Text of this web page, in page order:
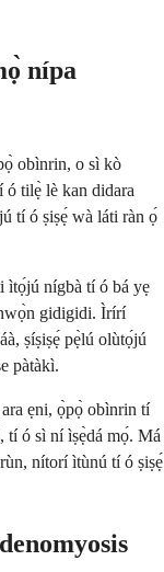
nípa
obìnrin, o sì kò
tilẹ̀ lè kan didara
tí ó ṣiṣẹ́ wà láti ràn ọ́
ìtọ́jú nígbà tí ó bá yẹ
gidigidi. Ìrírí
ṣíṣiṣẹ́ pẹ̀lú olùtọ́jú
pàtàkì.
ẹni, ọ̀pọ̀ obìnrin tí
tí ó sì ní ìṣẹ̀dá mọ́. Má
nítorí ìtùnú tí ó ṣiṣẹ́